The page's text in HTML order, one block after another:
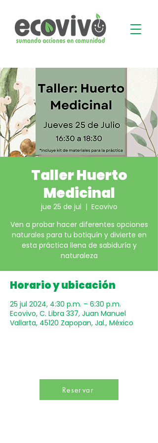
Taller Huerto
Medicinal
jue 25 de jul
  |
Ecovivo
Ven a probar hacer diferentes opciones
naturales para tu botiquín y divierte en
esta práctica llena de sabiduría y
naturaleza
Horario y ubicación
25 jul 2024, 4:30 p.m. – 6:30 p.m.
Ecovivo, C. Libra 337, Juan Manuel
Vallarta, 45120 Zapopan, Jal., México
Reservar